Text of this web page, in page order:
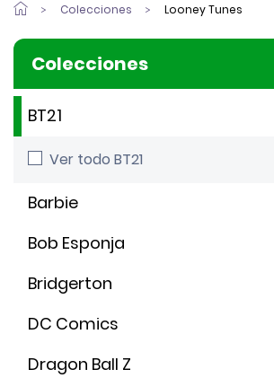
Colecciones Looney Tunes
Colecciones
Ver todo BT21
BT21
Barbie
Bob Esponja
Bridgerton
DC Comics
Dragon Ball Z